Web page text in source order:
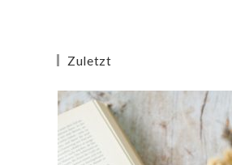
Zuletzt